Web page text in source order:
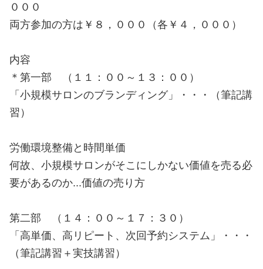
０００
両方参加の方は￥８，０００（各￥４，０００）
内容
＊第一部 （１１：００～１３：００）
「小規模サロンのブランディング」・・・（筆記講
習）
労働環境整備と時間単価
何故、小規模サロンがそこにしかない価値を売る必
要があるのか...価値の売り方
第二部 （１４：００～１７：３０）
「高単価、高リピート、次回予約システム」・・・
（筆記講習＋実技講習）